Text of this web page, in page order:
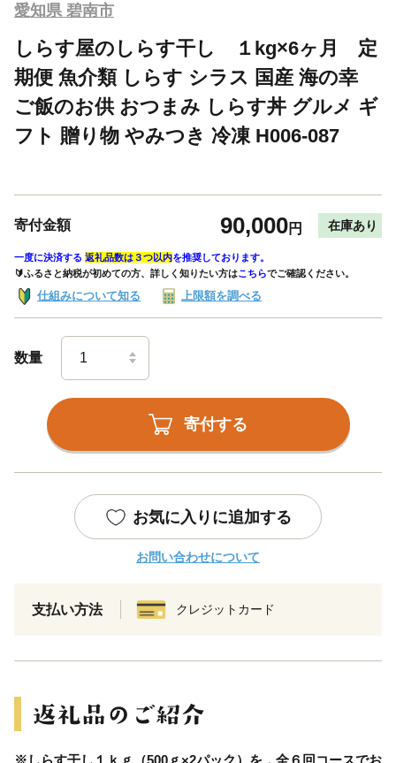
愛知県 碧南市
しらす屋のしらす干し １kg×6ヶ月 定
期便 魚介類 しらす シラス 国産 海の幸
ご飯のお供 おつまみ しらす丼 グルメ ギ
フト 贈り物 やみつき 冷凍 H006-087
寄付金額 90,000円 在庫あり
一度に決済する 返礼品数は３つ以内を推奨しております。
🔰ふるさと納税が初めての方、詳しく知りたい方はこちらでご確認ください。
仕組みについて知る 上限額を調べる
数量
寄付する
お気に入りに追加する
お問い合わせについて
支払い方法 クレジットカード
※しらす干し１ｋｇ（500ｇ×2パック）を，全６回コースでお